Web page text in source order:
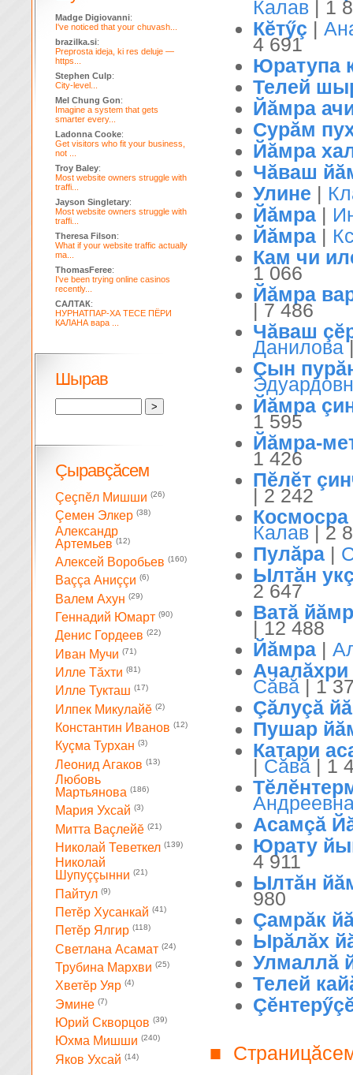
Калав | 1
Кĕтӳç |
4 691
Юратупа
Телей
Йăмра
Сурăм
Йăмра
Чăваш
Улине |
Йăмра |
Йăмра |
Кам чи
1 066
Йăмра
| 7 486
Чăваш
Данилова
Çын
Йăмра
1 595
Йăмра-
1 426
Пĕлĕт
| 2 242
Космосра
Калав | 2
Пулăра |
Ылтăн
2 647
Ватă
| 12 488
Йăмра |
Сăвă | 1
Çăлуçă
Пушар
Катари
| Сăвă | 1
Асамçă
Юрату
4 911
Ылтăн
980
Çамрăк
Ырăлăх
Улмаллă
Телей
■
Madge Digiovanni:
I've noticed that your chuvash...
brazilka.si:
Preprosta ideja, ki res deluje —
https...
Stephen Culp:
City-level...
Mel Chung Gon:
Imagine a system that gets
smarter every...
Ladonna Cooke:
Get visitors who fit your business,
not ...
Troy Baley:
Most website owners struggle with
traffi...
Jayson Singletary:
Most website owners struggle with
traffi...
Theresa Filson:
What if your website traffic actually
ma...
ThomasFeree:
I've been trying online casinos
recently...
САЛТАК:
НУРНАТПАР-ХА ТЕСЕ ПЁРИ
КАЛАНА вара ...
Шырав
Çыравçăсем
Çеçпĕл Мишши (26)
Çемен Элкер (38)
Александр
Артемьев (12)
Алексей Воробьев (160)
Ваççа Аниççи (6)
Валем Ахун (29)
Геннадий Юмарт (90)
Денис Гордеев (22)
Иван Мучи (71)
Илле Тăхти (81)
Илле Тукташ (17)
Илпек Микулайĕ (2)
Константин Иванов (12)
Куçма Турхан (3)
Леонид Агаков (13)
Любовь
Мартьянова (186)
Мария Ухсай (3)
Митта Ваçлейĕ (21)
Николай Теветкел (139)
Николай
Шупуççынни (21)
Пайтул (9)
Петĕр Хусанкай (41)
Петĕр Ялгир (118)
Светлана Асамат (24)
Трубина Мархви (25)
Хветĕр Уяр (4)
Эмине (7)
Юрий Скворцов (39)
Юхма Мишши (240)
Яков Ухсай (14)